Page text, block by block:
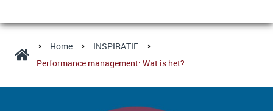
Home
INSPIRATIE
Performance management: Wat is het?